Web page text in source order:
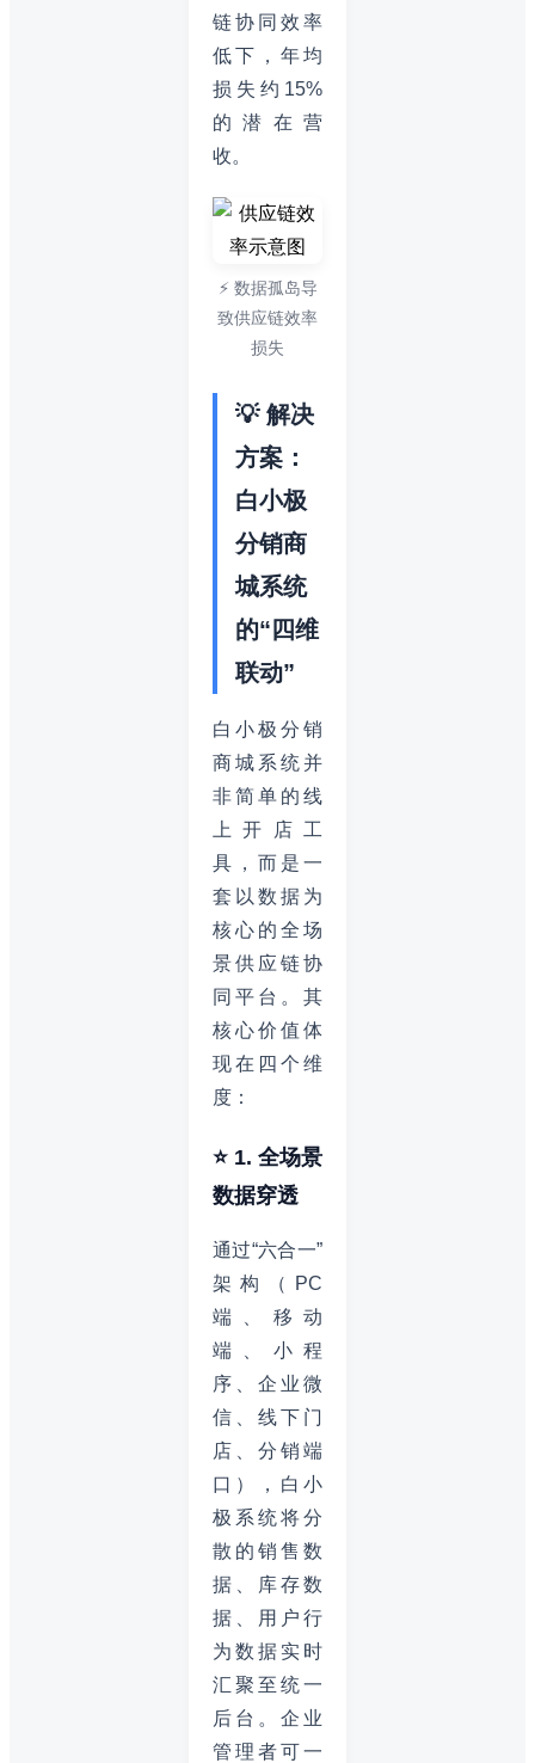
链协同效率
低下，年均
损失约15%
的潜在营
收。
⚡ 数据孤岛导
致供应链效率
损失
💡 解决
方案：
白小极
分销商
城系统
的“四维
联动”
白小极分销
商城系统并
非简单的线
上开店工
具，而是一
套以数据为
核心的全场
景供应链协
同平台。其
核心价值体
现在四个维
度：
⭐ 1. 全场景
数据穿透
通过“六合一”
架构（PC
端、移动
端、小程
序、企业微
信、线下门
店、分销端
口），白小
极系统将分
散的销售数
据、库存数
据、用户行
为数据实时
汇聚至统一
后台。企业
管理者可一